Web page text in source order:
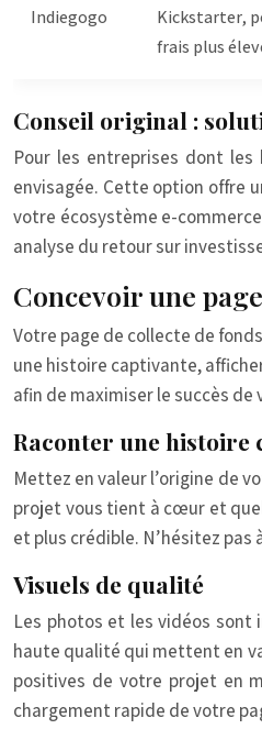
Indiegogo
Kickstarter,
frais plus
Conseil original :
Pour les entreprises dont
envisagée. Cette option offre
votre écosystème e-
analyse du retour sur
Concevoir une
Votre page de collecte de
une histoire captivante,
afin de maximiser le succès
Raconter une histoire
Mettez en valeur l’origine de
projet vous tient à cœur et
et plus crédible. N’hésitez
Visuels de qualité
Les photos et les vidéos sont
haute qualité qui mettent en
positives de votre projet en
chargement rapide de votre